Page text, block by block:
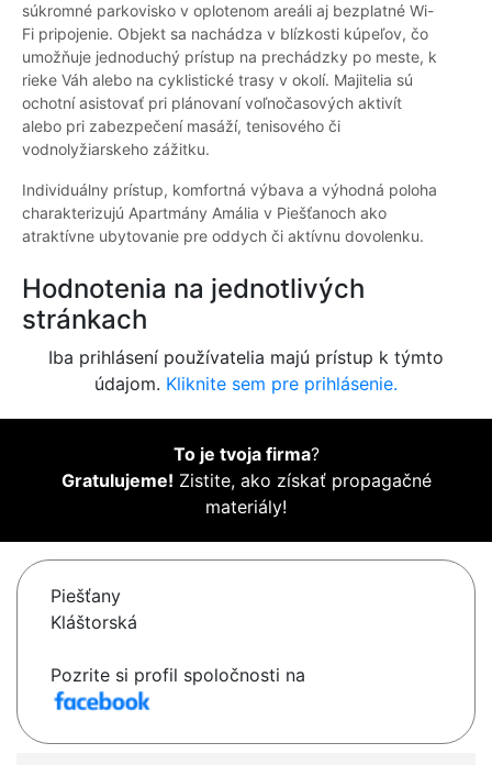
súkromné parkovisko v oplotenom areáli aj bezplatné Wi-
Fi pripojenie. Objekt sa nachádza v blízkosti kúpeľov, čo
umožňuje jednoduchý prístup na prechádzky po meste, k
rieke Váh alebo na cyklistické trasy v okolí. Majitelia sú
ochotní asistovať pri plánovaní voľnočasových aktivít
alebo pri zabezpečení masáží, tenisového či
vodnolyžiarskeho zážitku.
Individuálny prístup, komfortná výbava a výhodná poloha
charakterizujú Apartmány Amália v Piešťanoch ako
atraktívne ubytovanie pre oddych či aktívnu dovolenku.
Hodnotenia na jednotlivých
stránkach
Iba prihlásení používatelia majú prístup k týmto
údajom. Kliknite sem pre prihlásenie.
To je tvoja firma?
Gratulujeme! Zistite, ako získať propagačné
materiály!
Piešťany
Kláštorská
Pozrite si profil spoločnosti na